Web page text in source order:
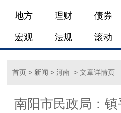
地方 理财 债券
宏观 法规 滚动
首页 > 新闻 > 河南 > 文章详情页
南阳市民政局：